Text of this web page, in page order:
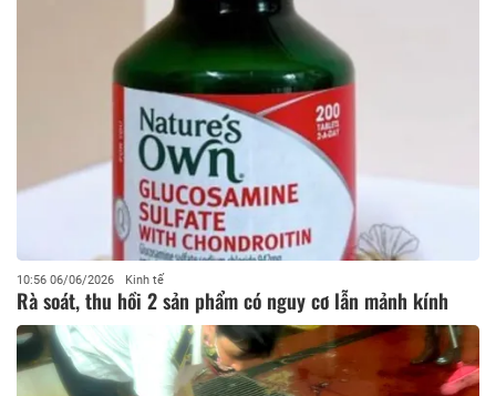
10:56 06/06/2026 Kinh tế
Rà soát, thu hồi 2 sản phẩm có nguy cơ lẫn mảnh kính